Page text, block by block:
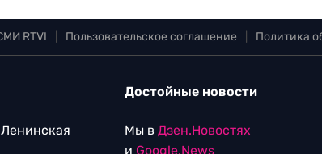
RTVI Пользовательское соглашение Политика
Достойные новости
Мы в Дзен.Новостях
и Google.News